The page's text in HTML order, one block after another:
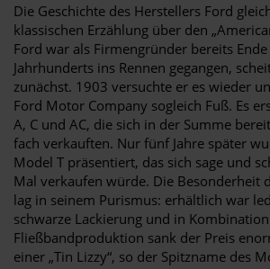
Die Geschichte des Herstellers Ford
klassischen Erzählung über den
Ford war als Firmengründer bereits Ende
Jahrhunderts ins Rennen gegangen,
zunächst. 1903 versuchte er es wieder
Ford Motor Company sogleich Fuß. Es
A, C und AC, die sich in der Summe
fach verkauften. Nur fünf Jahre später
Model T präsentiert, das sich sage und
Mal verkaufen würde. Die Besonderheit
lag in seinem Purismus: erhältlich war
schwarze Lackierung und in
Fließbandproduktion sank der Preis
einer „Tin Lizzy“, so der Spitzname des